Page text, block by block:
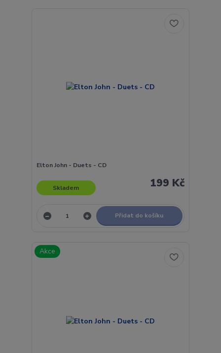
Elton John - Duets - CD
199 Kč
Skladem
Přidat do košíku
Akce